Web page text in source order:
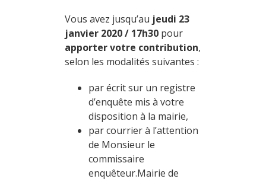
Vous avez jusqu’au jeudi 23
janvier 2020/ 17h30 pour
apporter votre contribution,
selon les modalités suivantes :
par écrit sur un registre
d’enquête mis à votre
disposition à la mairie,
par courrier à l’attention
de Monsieur le
commissaire
enquêteur.Mairie de